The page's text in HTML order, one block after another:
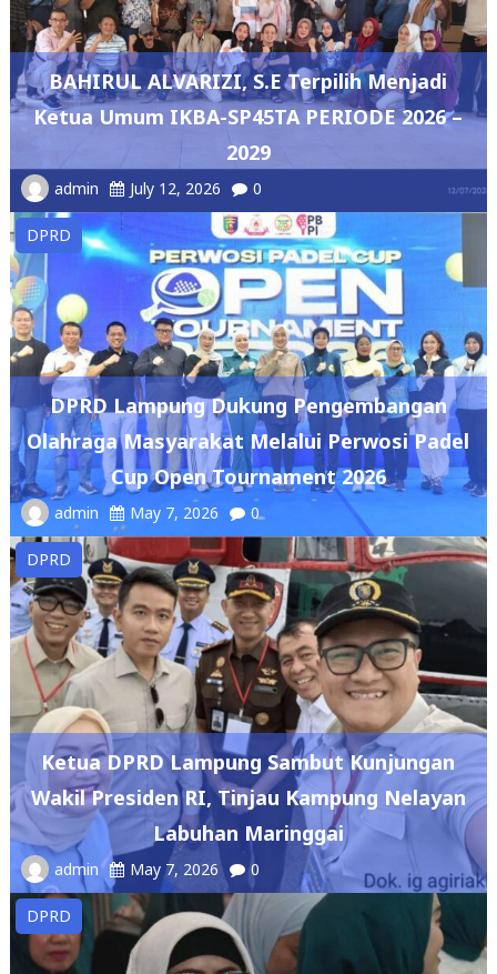
BAHIRUL ALVARIZI, S.E Terpilih Menjadi
Ketua Umum IKBA-SP45TA PERIODE 2026 –
2029
admin July 12, 2026 0
DPRD
DPRD Lampung Dukung Pengembangan
Olahraga Masyarakat Melalui Perwosi Padel
Cup Open Tournament 2026
admin May 7, 2026 0
DPRD
Ketua DPRD Lampung Sambut Kunjungan
Wakil Presiden RI, Tinjau Kampung Nelayan
Labuhan Maringgai
admin May 7, 2026 0
DPRD